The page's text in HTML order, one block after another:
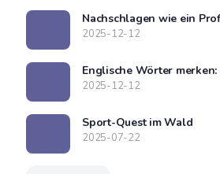
Nach­schla­gen wie ein
2025-12-12
Eng­li­sche Wör­ter
2025-12-12
Sport-Quest im Wald
2025-07-22